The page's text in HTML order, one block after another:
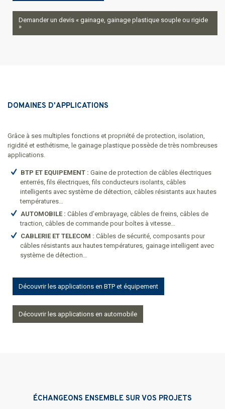
Demander un devis « gainage, gainage plastique souple ou rigide
»
DOMAINES D'APPLICATIONS
Grâce à ses multiples fonctions et propriété de protection, isolation,
rigidité et esthétisme, le gainage plastique possède de très nombreuses
applications.
BTP ET EQUIPEMENT : Gaine de protection de câbles électriques
enterrés, fils électriques, fils conducteurs isolants, câbles
intelligents avec système de détection, câbles résistants aux hautes
températures…
AUTOMOBILE : Câbles d’embrayage, câbles de freins, câbles de
traction, câbles de commande pour boîtes à vitesse…
CABLERIE ET TELECOM : Câbles de sécurité, composants pour
câbles résistants aux hautes températures, gainage intelligent avec
système de détection…
Découvrir les applications en BTP et équipement
Découvrir les applications en automobile
ÉCHANGEONS ENSEMBLE SUR VOS PROJETS